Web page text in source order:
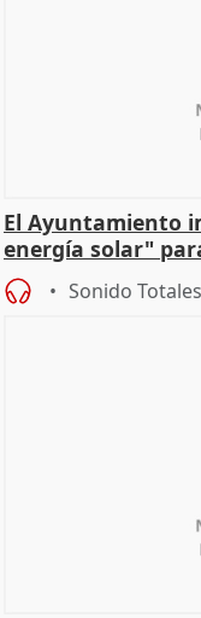
El Ayuntamiento
energía solar"
Sonido Totales